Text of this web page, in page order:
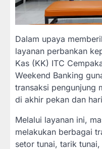
Dalam upaya
layanan perbankan
Kas (KK) ITC
Weekend Banking
transaksi pengunjung
di akhir pekan dan
Melalui layanan ini,
melakukan berbagai
setor tunai, tarik